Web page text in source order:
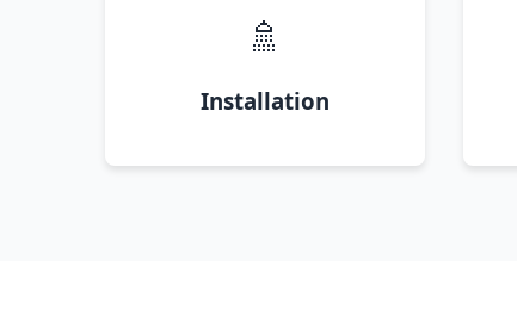
🚿
Installation